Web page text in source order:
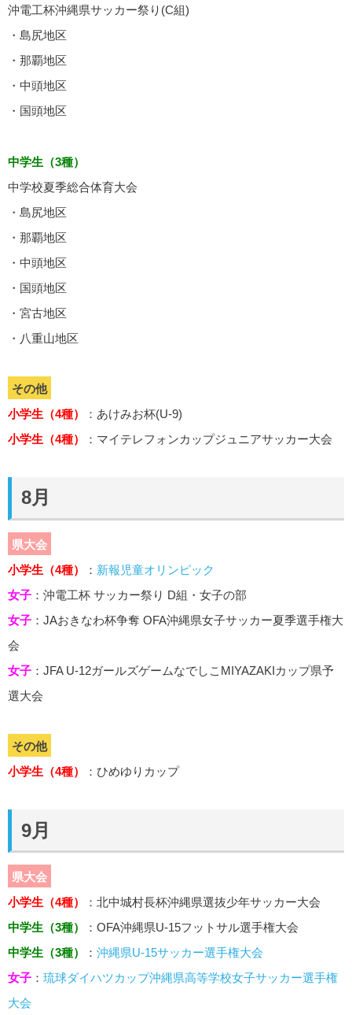
沖電工杯沖縄県サッカー祭り(C組)
・島尻地区
・那覇地区
・中頭地区
・国頭地区
中学生（3種）
中学校夏季総合体育大会
・島尻地区
・那覇地区
・中頭地区
・国頭地区
・宮古地区
・八重山地区
その他
小学生（4種）
：あけみお杯(U-9)
小学生（4種）
：マイテレフォンカップジュニアサッカー大会
8月
県大会
小学生（4種）
： 新報児童オリンピック
女子 ：沖電工杯 サッカー祭り D組・女子の部
女子 ：JAおきなわ杯争奪 OFA沖縄県女子サッカー夏季選手権大
会
女子 ：JFA U-12ガールズゲームなでしこMIYAZAKIカップ県予
選大会
その他
小学生（4種）
：ひめゆりカップ
9月
県大会
小学生（4種）
：北中城村長杯沖縄県選抜少年サッカー大会
中学生（3種）
：OFA沖縄県U-15フットサル選手権大会
中学生（3種）
： 沖縄県U-15サッカー選手権大会
女子 ： 琉球ダイハツカップ沖縄県高等学校女子サッカー選手権
大会